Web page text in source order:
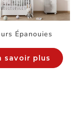
Épanouies
savoir plus